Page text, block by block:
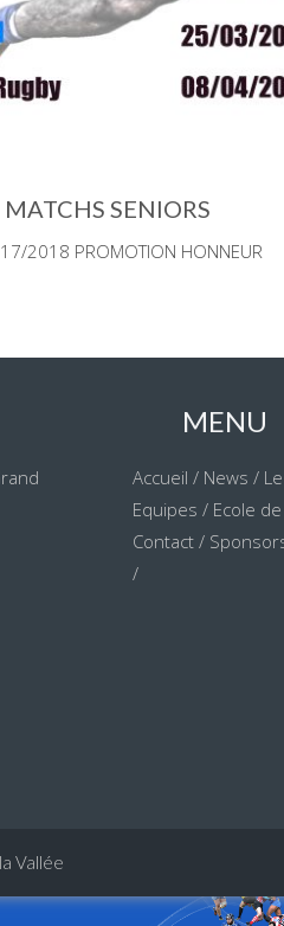
SENIORS
2018 PROMOTION HONNEUR
MENU
Accueil / News /
Equipes / Ecole
Contact /
/
Vallée